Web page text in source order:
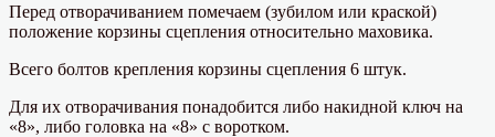
Перед отворачиванием помечаем (зубилом или краской)
положение корзины сцепления относительно маховика.
Всего болтов крепления корзины сцепления 6 штук.
Для их отворачивания понадобится либо накидной ключ на
«8», либо головка на «8» с воротком.